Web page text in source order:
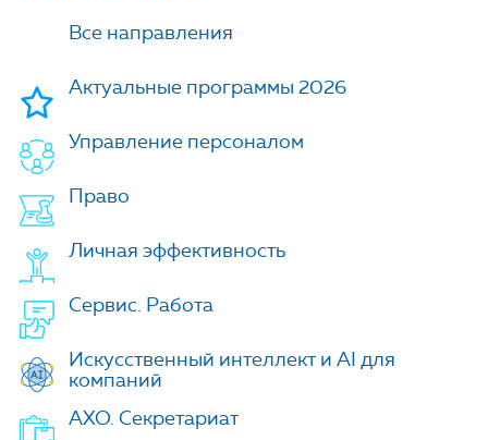
Все направления
Актуальные программы 2026
Управление персоналом
Право
Личная эффективность
Сервис. Работа
Искусственный интеллект и AI для
компаний
АХО. Секретариат